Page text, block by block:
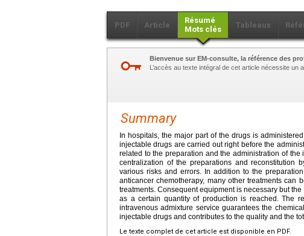
PDF Article
Résumé
Mots clés
Tableaux
Bienvenue sur EM-consulte, la référence des
L’accès au texte intégral de cet article nécessite un
Summary
In hospitals, the major part of the drugs is
injectable drugs are carried out right before the
related to the preparation and the administration of
centralization of the preparations and reconstitution
various risks and errors. In addition to the
anticancer chemotherapy, many other treatments can
treatments. Consequent equipment is necessary but
as a certain quantity of production is reached. The
intravenous admixture service guarantees the
injectable drugs and contributes to the quality and the
Le texte complet de cet article est disponible en PDF.